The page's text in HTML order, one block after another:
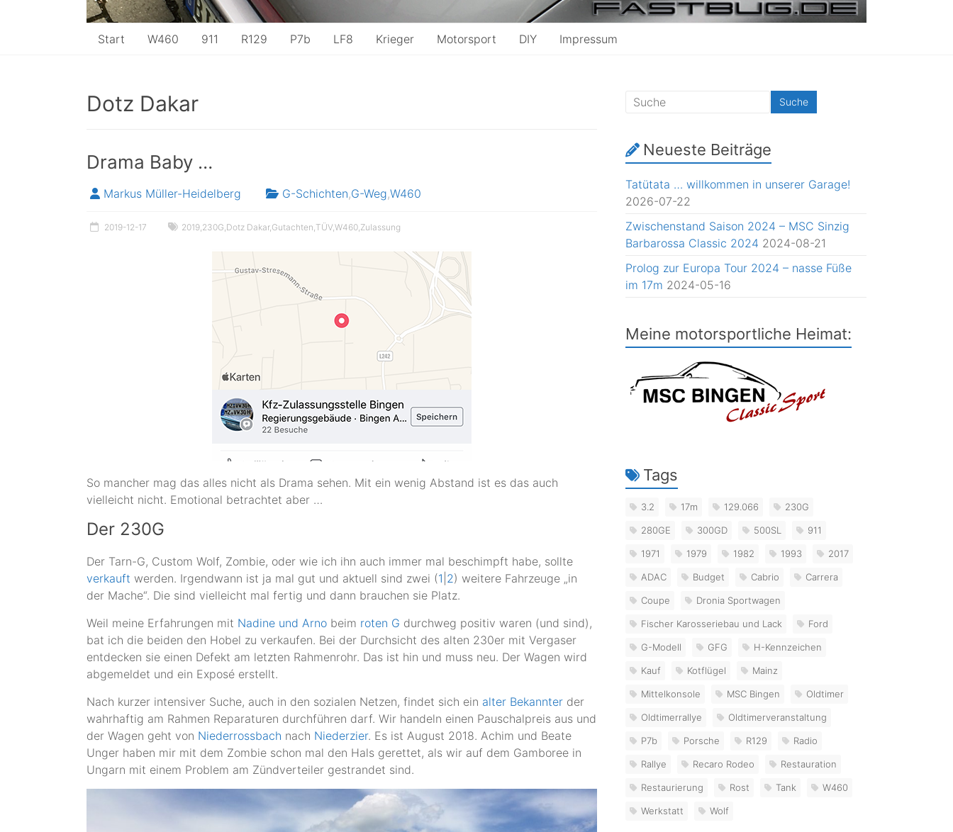
Start W460 911 R129 P7b LF8 Krieger Motorsport DIY Impressum
Dotz Dakar
Drama Baby …
Markus Müller-Heidelberg G-Schichten,G-Weg,W460
2019-12-17 2019 230G Dotz Dakar, Gutachten TÜV W460 Zulassung
So mancher mag das alles nicht als Drama sehen. Mit ein wenig Abstand ist es das auch
vielleicht nicht. Emotional betrachtet aber …
Der 230G
Der Tarn-G, Custom Wolf, Zombie, oder wie ich ihn auch immer mal beschimpft habe, sollte
verkauft werden. Irgendwann ist ja mal gut und aktuell sind zwei (1 2) weitere Fahrzeuge „in
der Mache“. Die sind vielleicht mal fertig und dann brauchen sie Platz.
Weil meine Erfahrungen mit Nadine und Arno beim roten G durchweg positiv waren (und sind),
bat ich die beiden den Hobel zu verkaufen. Bei der Durchsicht des alten 230er mit Vergaser
entdecken sie einen Defekt am letzten Rahmenrohr. Das ist hin und muss neu. Der Wagen wird
abgemeldet und ein Exposé erstellt.
Nach kurzer intensiver Suche, auch in den sozialen Netzen, findet sich ein alter Bekannter der
wahrhaftig am Rahmen Reparaturen durchführen darf. Wir handeln einen Pauschalpreis aus und
der Wagen geht von Niederrossbach nach Niederzier. Es ist August 2018. Achim und Beate
Unger haben mir mit dem Zombie schon mal den Hals gerettet, als wir auf dem Gamboree in
Ungarn mit einem Problem am Zündverteiler gestrandet sind.
Neueste Beiträge
Tatütata … willkommen in unserer Garage!
2026-07-22
Zwischenstand Saison 2024 – MSC Sinzig
Barbarossa Classic 2024 2024-08-21
Prolog zur Europa Tour 2024 – nasse Füße
im 17m 2024-05-16
Meine motorsportliche Heimat:
Tags
3.2 17m 129.066 230G
280GE 300GD 500SL 911
1971 1979 1982 1993 2017
ADAC Budget Cabrio Carrera
Coupe Dronia Sportwagen
Fischer Karosseriebau und Lack Ford
G-Modell GFG H-Kennzeichen
Kauf Kotflügel Mainz
Mittelkonsole MSC Bingen Oldtimer
Oldtimerrallye Oldtimerveranstaltung
P7b Porsche R129 Radio
Rallye Recaro Rodeo Restauration
Restaurierung Rost Tank W460
Werkstatt Wolf